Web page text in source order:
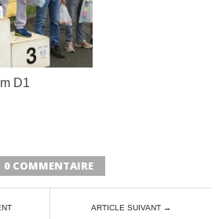
D1
0 COMMENTAIRE
ARTICLE SUIVANT →